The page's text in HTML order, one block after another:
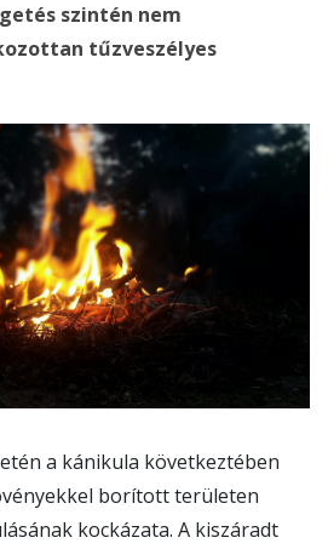
szintén nem
tűzveszélyes
a kánikula következtében
borított területen
kockázata. A kiszáradt